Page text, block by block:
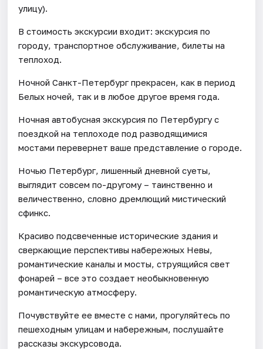
улицу).
В стоимость экскурсии входит: экскурсия по
городу, транспортное обслуживание, билеты на
теплоход.
Ночной Санкт-Петербург прекрасен, как в период
Белых ночей, так и в любое другое время года.
Ночная автобусная экскурсия по Петербургу с
поездкой на теплоходе под разводящимися
мостами перевернет ваше представление о городе.
Ночью Петербург, лишенный дневной суеты,
выглядит совсем по-другому – таинственно и
величественно, словно дремлющий мистический
сфинкс.
Красиво подсвеченные исторические здания и
сверкающие перспективы набережных Невы,
романтические каналы и мосты, струящийся свет
фонарей – все это создает необыкновенную
романтическую атмосферу.
Почувствуйте ее вместе с нами, прогуляйтесь по
пешеходным улицам и набережным, послушайте
рассказы экскурсовода.